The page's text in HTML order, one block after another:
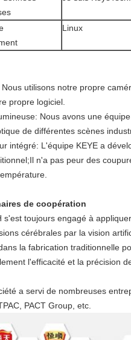
Linux
utilisons notre propre
propre logiciel.
Nous avons une
de différentes scènes
intégré: L'équipe KEYE a
n'a pas peur des
de coopération
s'est toujours engagé à
cérébrales par la vision
la fabrication traditionnelle
l'efficacité et la précision
a servi de nombreuses
PACT Group, etc.